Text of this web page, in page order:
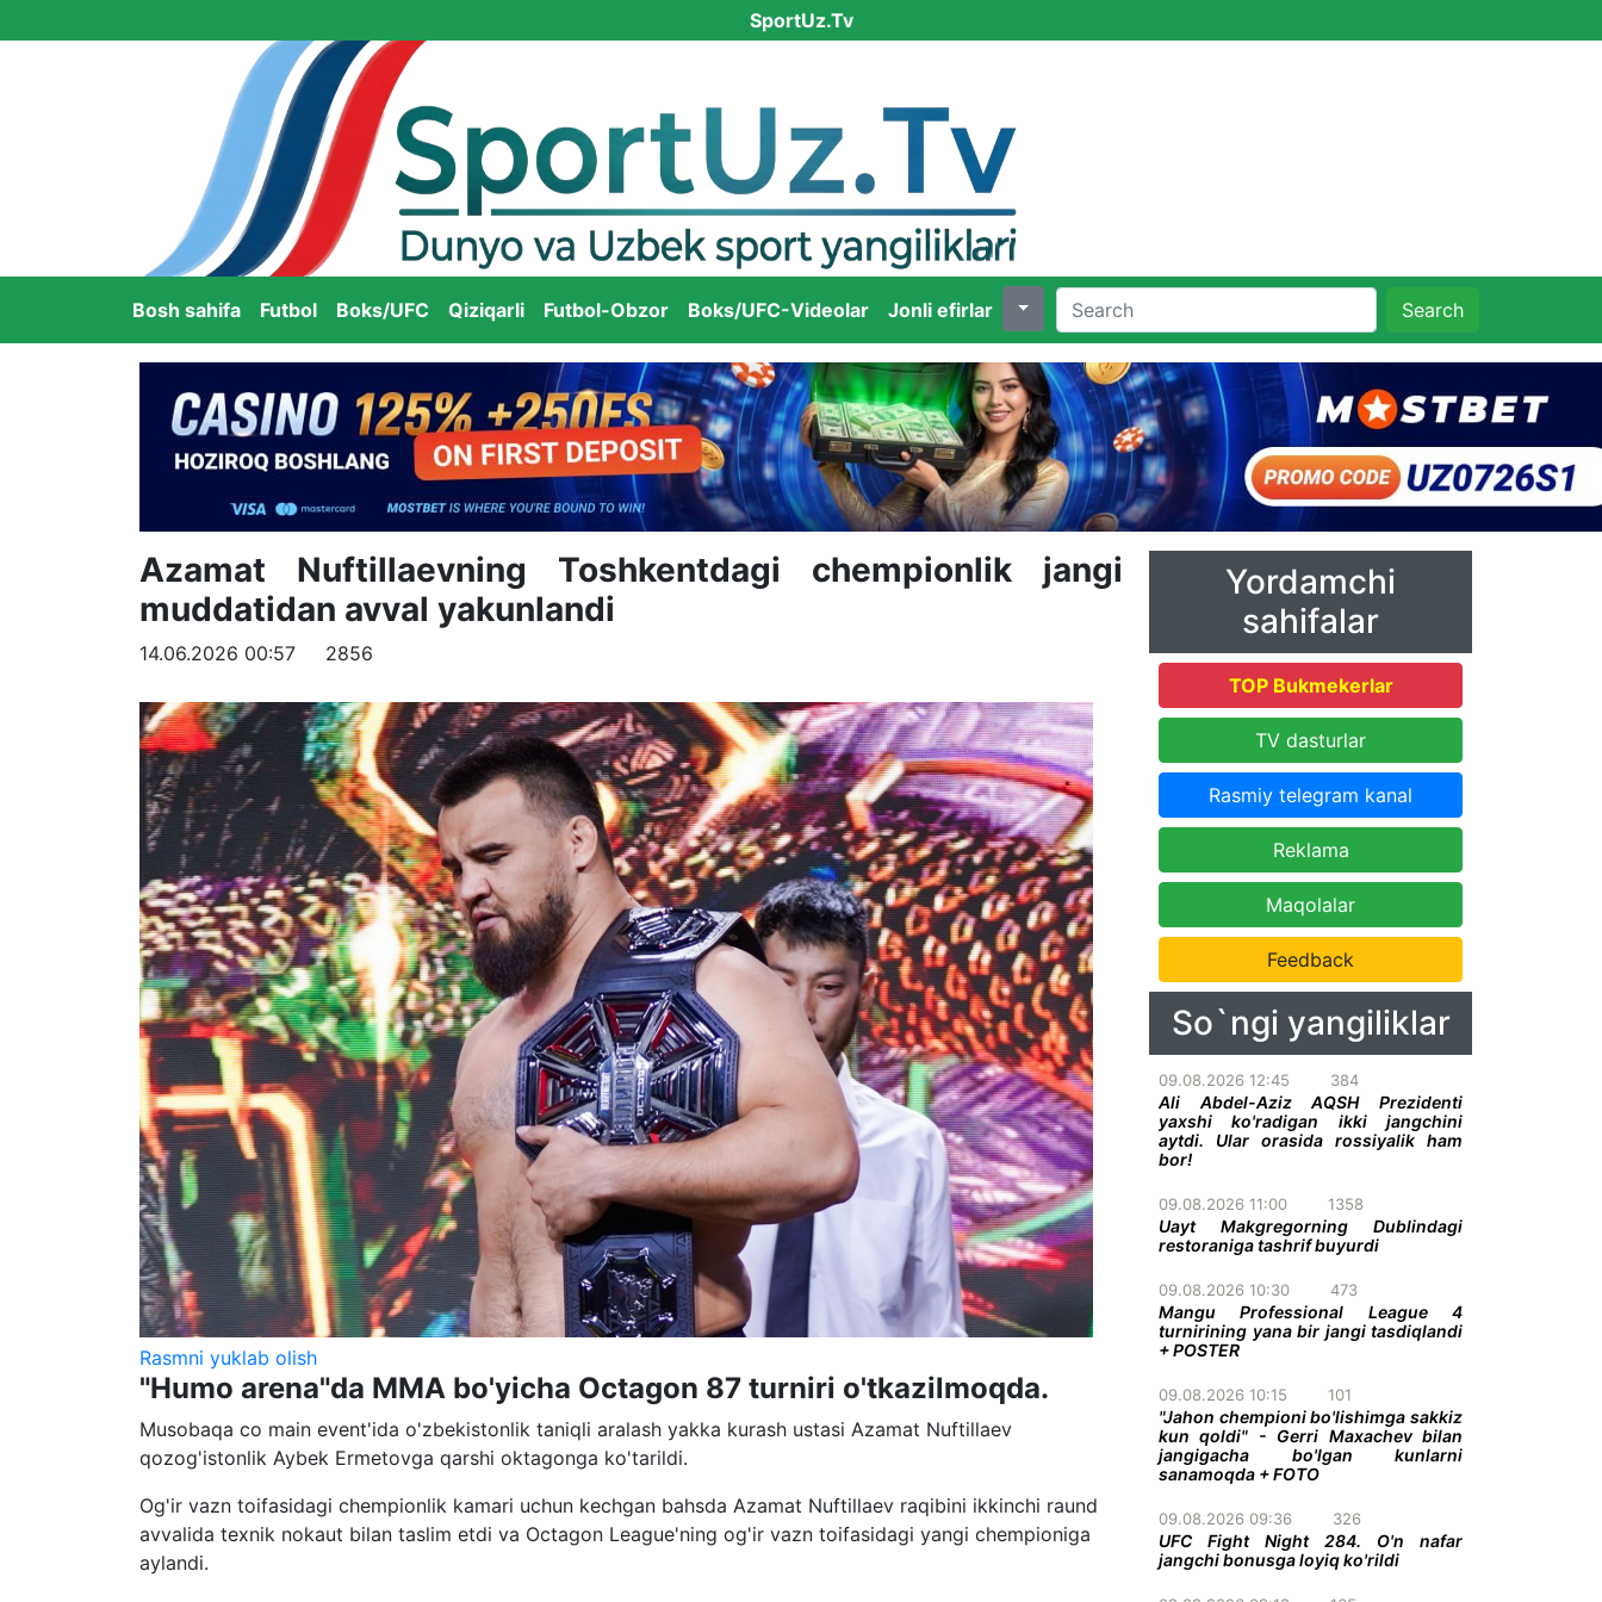
SportUz.Tv
Bosh sahifa Futbol Boks/UFC Qiziqarli Futbol-Obzor Boks/UFC-Videolar Jonli efirlar Search
Azamat Nuftillaevning Toshkentdagi chempionlik jangi
muddatidan avval yakunlandi
14.06.2026 00:57 2856
Rasmni yuklab olish
"Humo arena"da MMA bo'yicha Octagon 87 turniri o'tkazilmoqda.
Musobaqa co main event'ida o'zbekistonlik taniqli aralash yakka kurash ustasi Azamat Nuftillaev
qozog'istonlik Aybek Ermetovga qarshi oktagonga ko'tarildi.
Og'ir vazn toifasidagi chempionlik kamari uchun kechgan bahsda Azamat Nuftillaev raqibini ikkinchi raund
avvalida texnik nokaut bilan taslim etdi va Octagon League'ning og'ir vazn toifasidagi yangi chempioniga
aylandi.
Yordamchi
sahifalar
TOP Bukmekerlar
TV dasturlar
Rasmiy telegram kanal
Reklama
Maqolalar
Feedback
So`ngi yangiliklar
09.08.2026 12:45 384
Ali Abdel-Aziz AQSH Prezidenti
yaxshi ko'radigan ikki jangchini
aytdi. Ular orasida rossiyalik ham
bor!
09.08.2026 11:00 1358
Uayt Makgregorning Dublindagi
restoraniga tashrif buyurdi
09.08.2026 10:30 473
Mangu Professional League 4
turnirining yana bir jangi tasdiqlandi
+ POSTER
09.08.2026 10:15 101
"Jahon chempioni bo'lishimga sakkiz
kun qoldi" - Gerri Maxachev bilan
jangigacha bo'lgan kunlarni
sanamoqda + FOTO
09.08.2026 09:36 326
UFC Fight Night 284. O'n nafar
jangchi bonusga loyiq ko'rildi